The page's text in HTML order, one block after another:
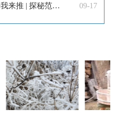
福地寻福·我的家乡我来推 | 探秘范坑乡米糕：从米浆到热汤，藏着最质朴的烟火香
09-17